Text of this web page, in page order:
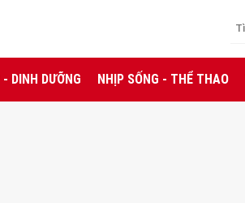
DINH DƯỠNG NHỊP SỐNG - THỂ THAO